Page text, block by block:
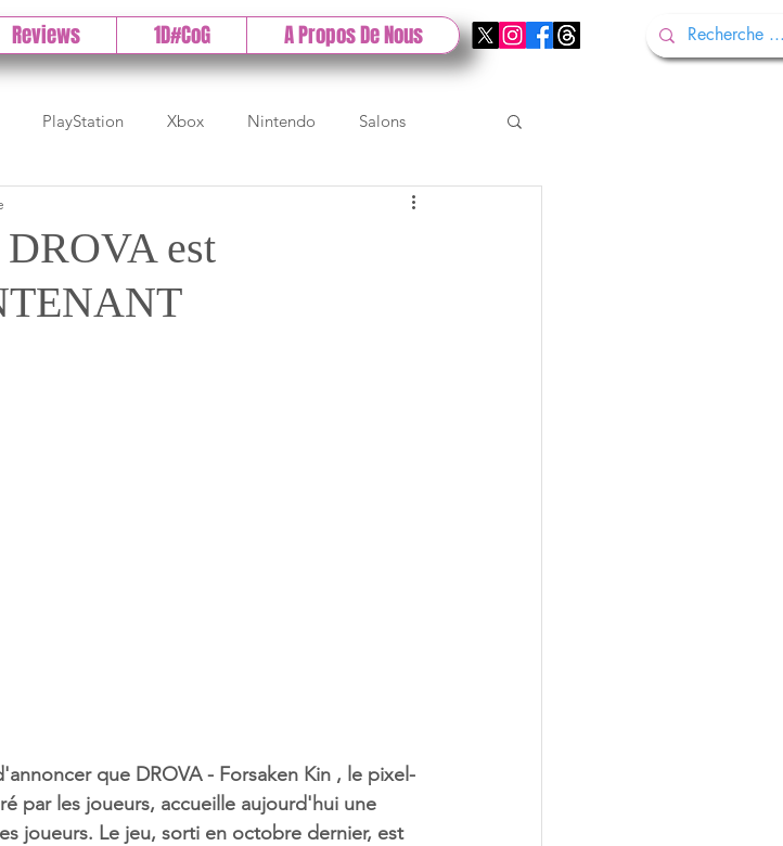
Reviews 1D#CoG A Propos De Nous
PlayStation Xbox Nintendo Salons
Gamescom
Test Xbox Test Nintendo
est
que DROVA - Forsaken Kin , le pixel-
par les joueurs, accueille aujourd'hui une
joueurs. Le jeu, sorti en octobre dernier, est